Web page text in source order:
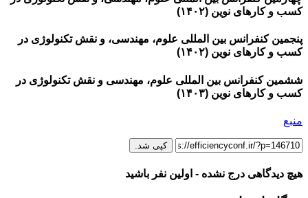
کسب و کارهای نوین (۱۴۰۲)
پنجمین کنفرانس بین المللی علوم، مهندسی، و نقش تکنولوژی در
کسب و کارهای نوین (۱۴۰۲)
ششمین کنفرانس بین المللی علوم، مهندسی و نقش تکنولوژی در
کسب و کارهای نوین (۱۴۰۳)
منبع
کپی شد.
هیچ دیدگاهی درج نشده - اولین نفر باشید